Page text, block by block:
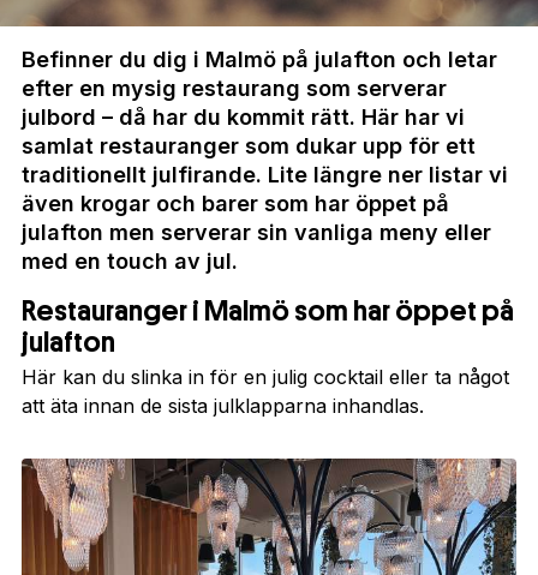
Befinner du dig i Malmö på julafton och letar
efter en mysig restaurang som serverar
julbord – då har du kommit rätt. Här har vi
samlat restauranger som dukar upp för ett
traditionellt julfirande. Lite längre ner listar vi
även krogar och barer som har öppet på
julafton men serverar sin vanliga meny eller
med en touch av jul.
Restauranger i Malmö som har öppet på
julafton
Här kan du slinka in för en julig cocktail eller ta något
att äta innan de sista julklapparna inhandlas.